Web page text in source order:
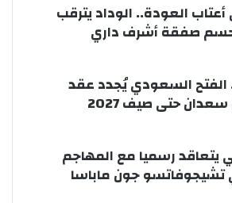
أعتاب العودة.. الوداد يترقب
صفقة أشرف داري
الفتح السعودي يُجدد عقد
حتى صيف 2027
يتعاقد رسميا مع المهاجم
تشيجوفاتسو جون ماباسا